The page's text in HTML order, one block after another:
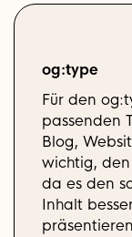
og:type
Für den
passenden
Blog,
wichtig, den
da es den
Inhalt